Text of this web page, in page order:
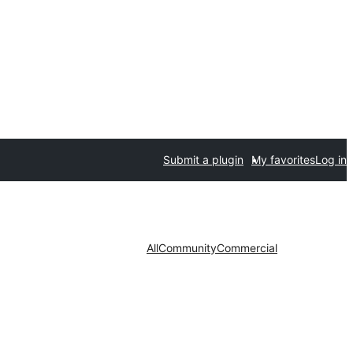
Submit a plugin My favoritesLog in
AllCommunityCommercial